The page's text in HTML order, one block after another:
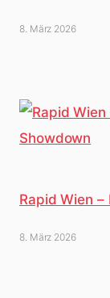
8. März 2026
Rapid Wien –
8. März 2026